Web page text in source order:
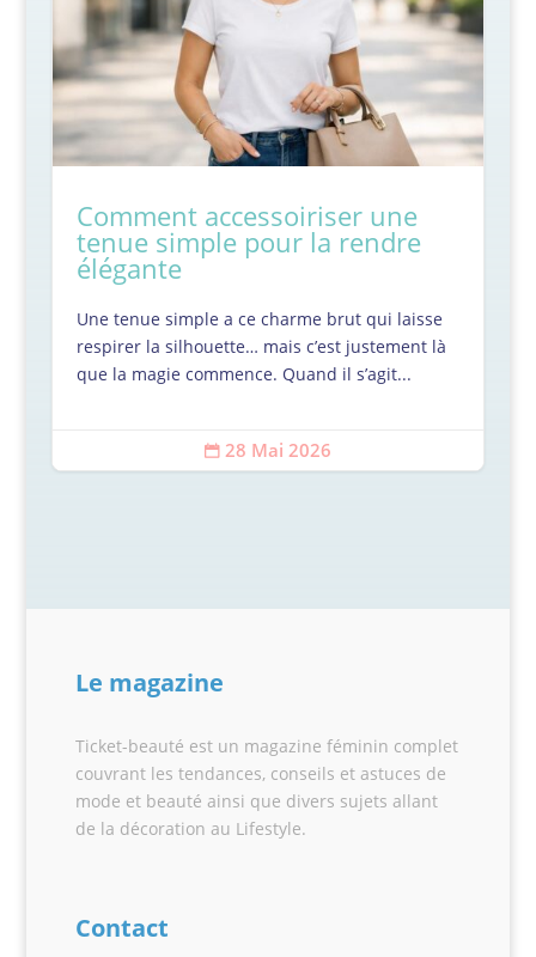
Comment accessoiriser une
tenue simple pour la rendre
élégante
Une tenue simple a ce charme brut qui laisse
respirer la silhouette… mais c’est justement là
que la magie commence. Quand il s’agit...
 28 Mai 2026
Le magazine
Ticket-beauté est un magazine féminin complet
couvrant les tendances, conseils et astuces de
mode et beauté ainsi que divers sujets allant
de la décoration au Lifestyle.
Contact